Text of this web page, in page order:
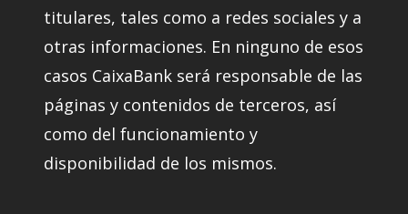
titulares, tales como a redes sociales y a
otras informaciones. En ninguno de esos
casos CaixaBank será responsable de las
páginas y contenidos de terceros, así
como del funcionamiento y
disponibilidad de los mismos.